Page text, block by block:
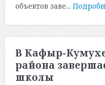
объектов заве...
В Кафыр-
района
школы